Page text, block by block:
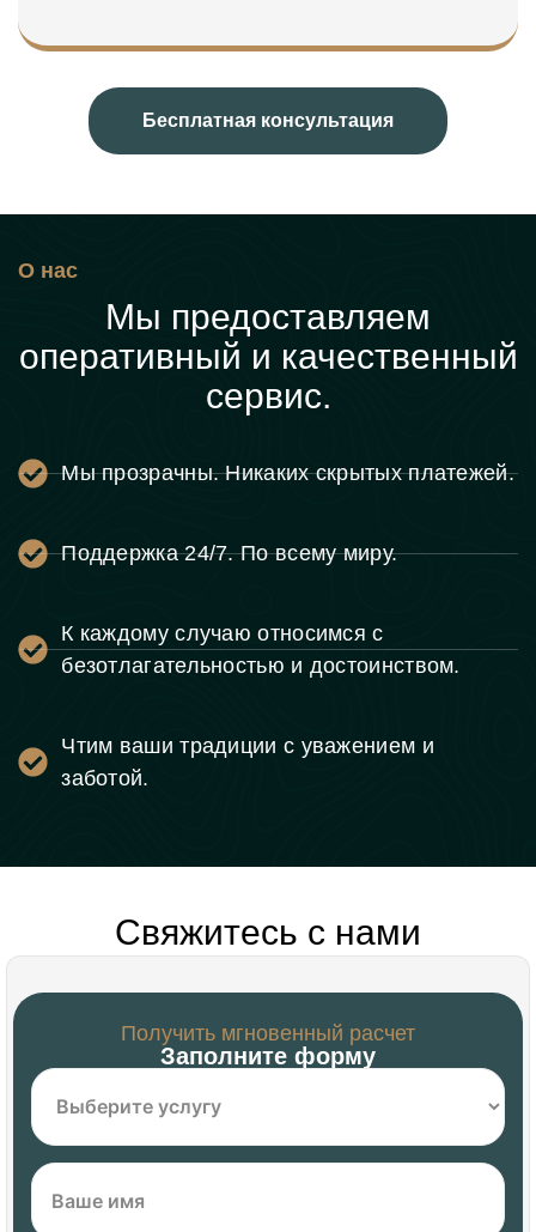
Бесплатная консультация
О нас
Мы предоставляем
оперативный и качественный
сервис.
Мы прозрачны. Никаких скрытых платежей.
Поддержка 24/7. По всему миру.
К каждому случаю относимся с
безотлагательностью и достоинством.
Чтим ваши традиции с уважением и
заботой.
Свяжитесь с нами
Получить мгновенный расчет
Заполните форму